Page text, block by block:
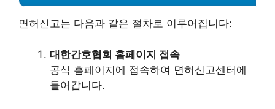
면허신고는 다음과 같은 절차로 이루어집니다:
대한간호협회 홈페이지 접속
공식 홈페이지에 접속하여 면허신고센터에
들어갑니다.